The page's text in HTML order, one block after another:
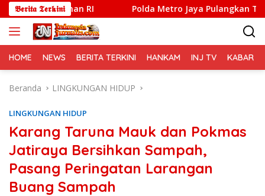
Langsung
ke
konten
𝕭𝖊𝖗𝖎𝖙𝖆 𝕿𝖊𝖗𝖐𝖎𝖓𝖎
RI Polda Metro Jaya Pulangkan Tiga WNI
HOME NEWS BERITA TERKINI HANKAM INJ TV KABAR
Beranda LINGKUNGAN HIDUP
LINGKUNGAN HIDUP
Karang Taruna Mauk dan Pokmas
Jatiraya Bersihkan Sampah,
Pasang Peringatan Larangan
Buang Sampah